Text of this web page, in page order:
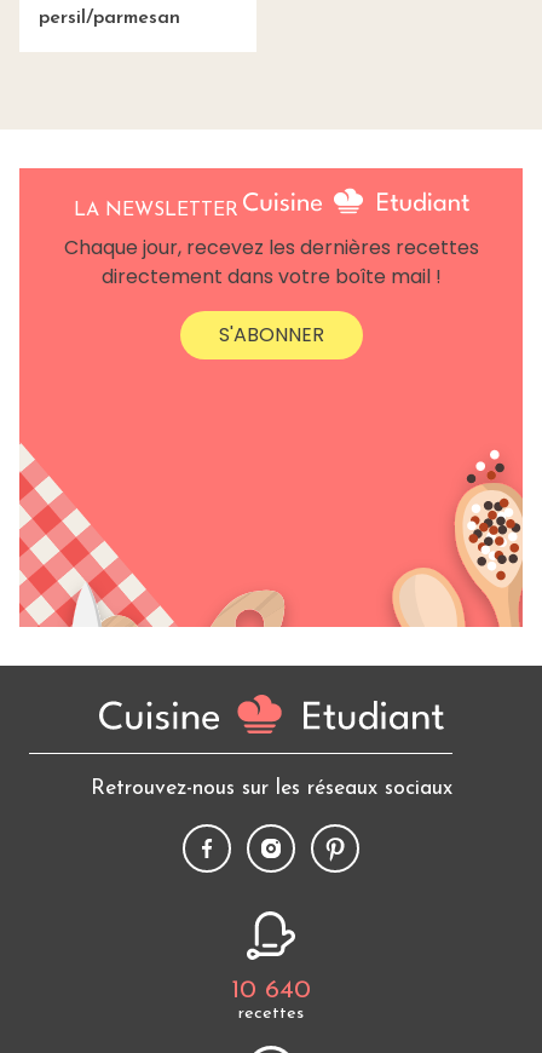
persil/parmesan
LA NEWSLETTER
Chaque jour, recevez les dernières recettes
directement dans votre boîte mail !
S'ABONNER
Retrouvez-nous sur les réseaux sociaux
10 640
recettes